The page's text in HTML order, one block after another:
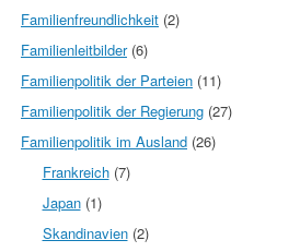
Familienfreundlichkeit (2)
Familienleitbilder(6)
Familienpolitik der Parteien (11)
Familienpolitik der Regierung (27)
Familienpolitik im Ausland (26)
Frankreich(7)
Japan(1)
Skandinavien(2)